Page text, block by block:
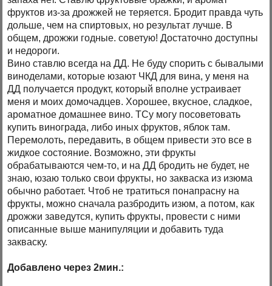
фруктов из-за дрожжей не теряется. Бродит правда чуть
дольше, чем на спиртовых, но результат лучше. В
общем, дрожжи годные. советую! Достаточно доступны
и недороги.
Вино ставлю всегда на ДД. Не буду спорить с бывалыми
виноделами, которые юзают ЧКД для вина, у меня на
ДД получается продукт, который вполне устраивает
меня и моих домочадцев. Хорошее, вкусное, сладкое,
ароматное домашнее вино. ТСу могу посоветовать
купить винограда, либо иных фруктов, яблок там.
Перемолоть, передавить, в общем привести это все в
жидкое состояние. Возможно, эти фрукты
обрабатываются чем-то, и на ДД бродить не будет, не
знаю, юзаю только свои фрукты, но закваска из изюма
обычно работает. Чтоб не тратиться понапрасну на
фрукты, можно сначала разбродить изюм, а потом, как
дрожжи заведутся, купить фрукты, провести с ними
описанные выше манипуляции и добавить туда
закваску.
Добавлено через 2мин.: